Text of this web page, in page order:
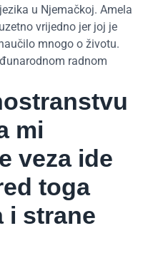
u Njemačkoj. Amela
vrijedno jer joj je
mnogo o životu.
radnom
mi
veza ide
toga
i strane